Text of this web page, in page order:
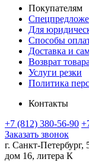
Покупателям
Для
Способы
Доставка и
Возврат товара
Услуги резки
Политика
Контакты
+7 (812) 380-56-90
Заказать звонок
г. Санкт-
дом 16, литера К